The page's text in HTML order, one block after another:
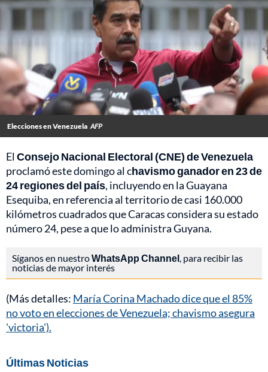
Elecciones en Venezuela AFP
ElConsejo Nacional Electoral (CNE) de Venezuela
proclamó este domingo al chavismo ganador en 23 de
24 regiones del país, incluyendo en la Guayana
Esequiba, en referencia al territorio de casi 160.000
kilómetros cuadrados que Caracas considera su estado
número 24, pese a que lo administra Guyana.
Síganos en nuestroWhatsApp Channel, para recibir las
noticias de mayor interés
(Más detalles: María Corina Machado dice que el 85%
no voto en elecciones de Venezuela; chavismo asegura
'victoria').
Últimas Noticias